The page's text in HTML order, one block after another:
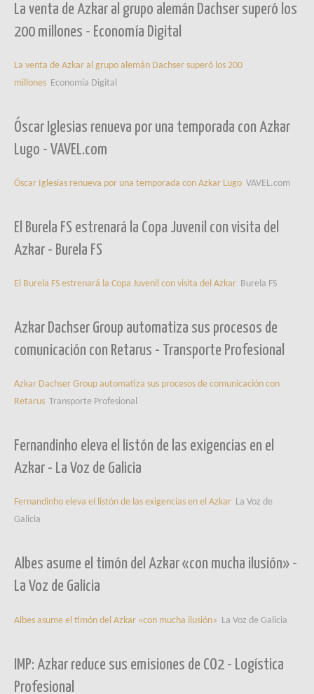
La venta de Azkar al grupo alemán Dachser superó los
200 millones - Economía Digital
La venta de Azkar al grupo alemán Dachser superó los 200
millones Economía Digital
Óscar Iglesias renueva por una temporada con Azkar
Lugo - VAVEL.com
Óscar Iglesias renueva por una temporada con Azkar Lugo VAVEL.com
El Burela FS estrenará la Copa Juvenil con visita del
Azkar - Burela FS
El Burela FS estrenará la Copa Juvenil con visita del Azkar Burela FS
Azkar Dachser Group automatiza sus procesos de
comunicación con Retarus - Transporte Profesional
Azkar Dachser Group automatiza sus procesos de comunicación con
Retarus Transporte Profesional
Fernandinho eleva el listón de las exigencias en el
Azkar - La Voz de Galicia
Fernandinho eleva el listón de las exigencias en el Azkar La Voz de
Galicia
Albes asume el timón del Azkar «con mucha ilusión» -
La Voz de Galicia
Albes asume el timón del Azkar «con mucha ilusión» La Voz de Galicia
IMP: Azkar reduce sus emisiones de CO2 - Logística
Profesional